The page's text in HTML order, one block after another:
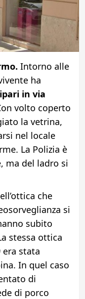
Intorno alle
ha
in via
volto coperto
la vetrina,
nel locale
La Polizia è
ma del ladro si
che
si
subito
stessa ottica
era stata
In quel caso
di
di porco